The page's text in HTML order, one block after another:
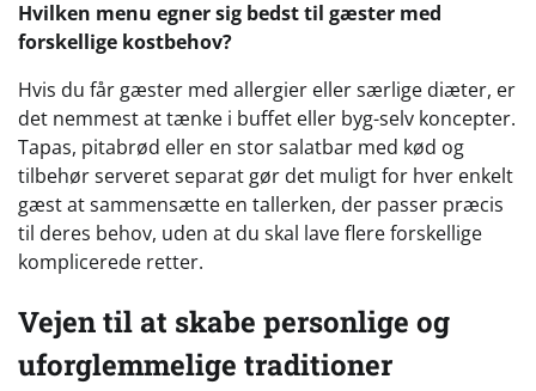
Hvilken menu egner sig bedst til gæster med
forskellige kostbehov?
Hvis du får gæster med allergier eller særlige diæter, er
det nemmest at tænke i buffet eller byg-selv koncepter.
Tapas, pitabrød eller en stor salatbar med kød og
tilbehør serveret separat gør det muligt for hver enkelt
gæst at sammensætte en tallerken, der passer præcis
til deres behov, uden at du skal lave flere forskellige
komplicerede retter.
Vejen til at skabe personlige og
uforglemmelige traditioner